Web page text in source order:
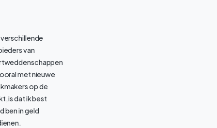
van
met nieuwe
op de
is dat ik best
ben in geld